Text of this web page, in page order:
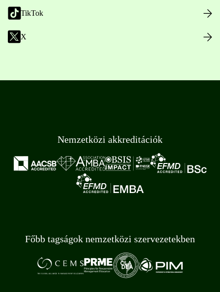
TikTok
X
Nemzetközi akkreditációk
Főbb tagságok nemzetközi szervezetekben